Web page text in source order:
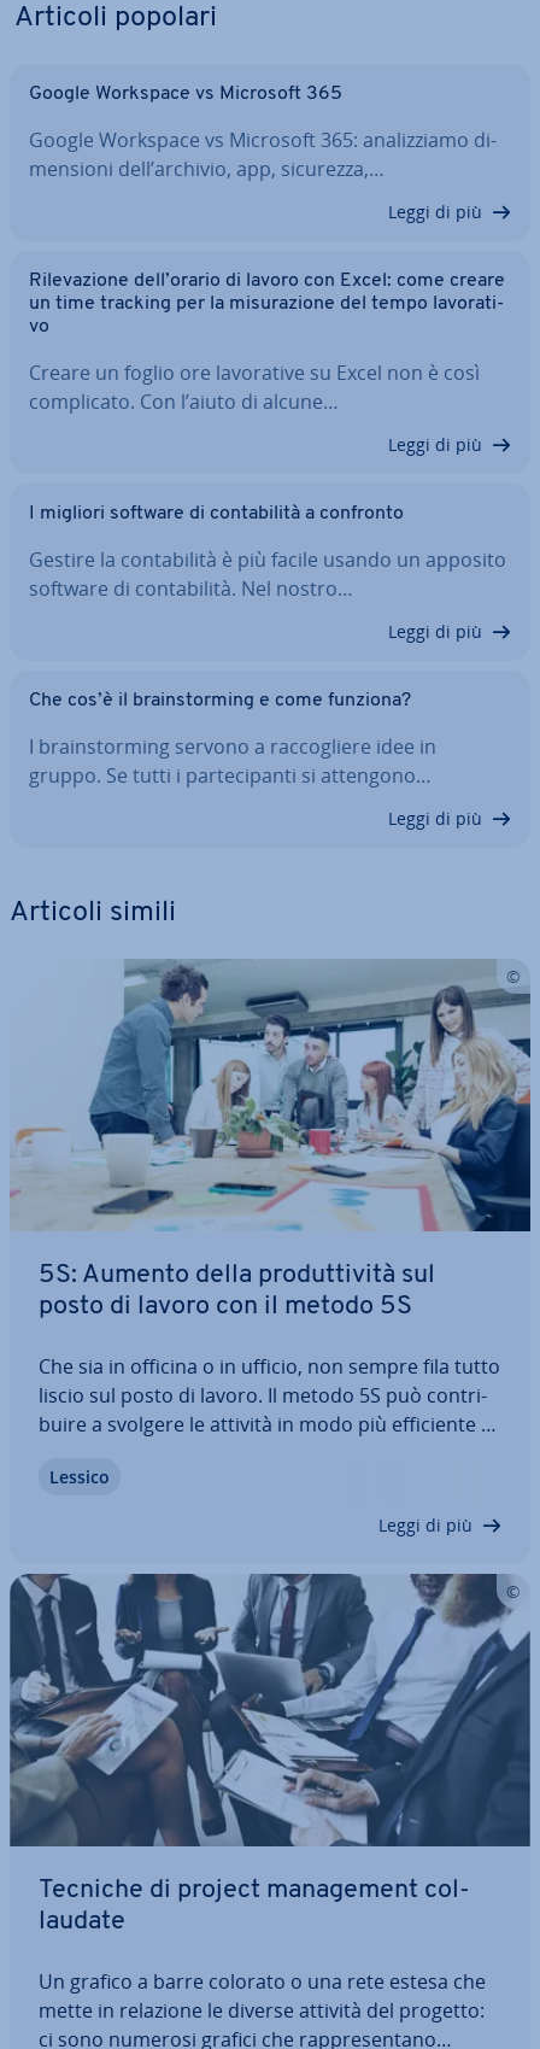
Articoli popolari
Google Workspace vs Microsoft 365
Google Workspace vs Microsoft 365: ana­liz­zia­mo di­
men­sio­ni dell’archivio, app, sicurezza,…
Leggi di più
Ri­le­va­zio­ne dell’orario di lavoro con Excel: come creare
un time tracking per la mi­su­ra­zio­ne del tempo la­vo­ra­ti­
vo
Creare un foglio ore la­vo­ra­ti­ve su Excel non è così
com­pli­ca­to. Con l’aiuto di alcune…
Leggi di più
I migliori software di con­ta­bi­li­tà a confronto
Gestire la con­ta­bi­li­tà è più facile usando un apposito
software di con­ta­bi­li­tà. Nel nostro…
Leggi di più
Che cos’è il brain­stor­ming e come funziona?
I brain­stor­ming servono a rac­co­glie­re idee in
gruppo. Se tutti i par­te­ci­pan­ti si attengono…
Leggi di più
Articoli simili
5S: Aumento della pro­dut­ti­vi­tà sul
posto di lavoro con il metodo 5S
Che sia in officina o in ufficio, non sempre fila tutto
liscio sul posto di lavoro. Il metodo 5S può con­tri­
bui­re a svolgere le attività in modo più ef­fi­cien­te e
arriva dal Giappone, dove ha ri­vo­lu­zio­na­to il
Lessico
Leggi di più
Tecniche di project ma­na­ge­ment col­
lau­da­te
Un grafico a barre colorato o una rete estesa che
mette in relazione le diverse attività del progetto:
ci sono numerosi grafici che rap­pre­sen­ta­no